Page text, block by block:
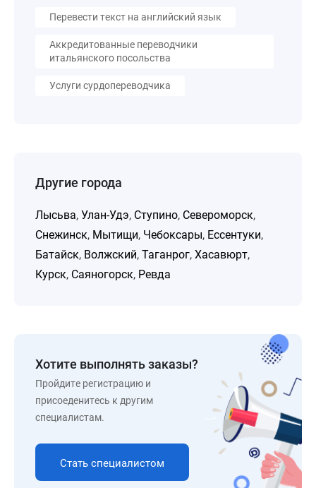
Перевести текст на английский язык
Аккредитованные переводчики
итальянского посольства
Услуги сурдопереводчика
Другие города
Лысьва, Улан-Удэ, Ступино, Североморск,
Снежинск, Мытищи, Чебоксары, Ессентуки,
Батайск, Волжский, Таганрог, Хасавюрт,
Курск, Саяногорск, Ревда
Хотите выполнять заказы?
Пройдите регистрацию и
присоеденитесь к другим
специалистам.
Стать специалистом